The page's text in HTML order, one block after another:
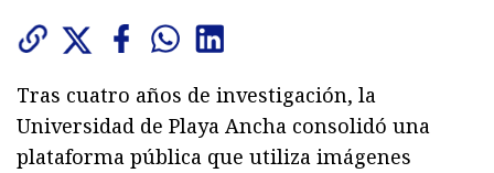
Tras cuatro años de investigación, la
Universidad de Playa Ancha consolidó una
plataforma pública que utiliza imágenes